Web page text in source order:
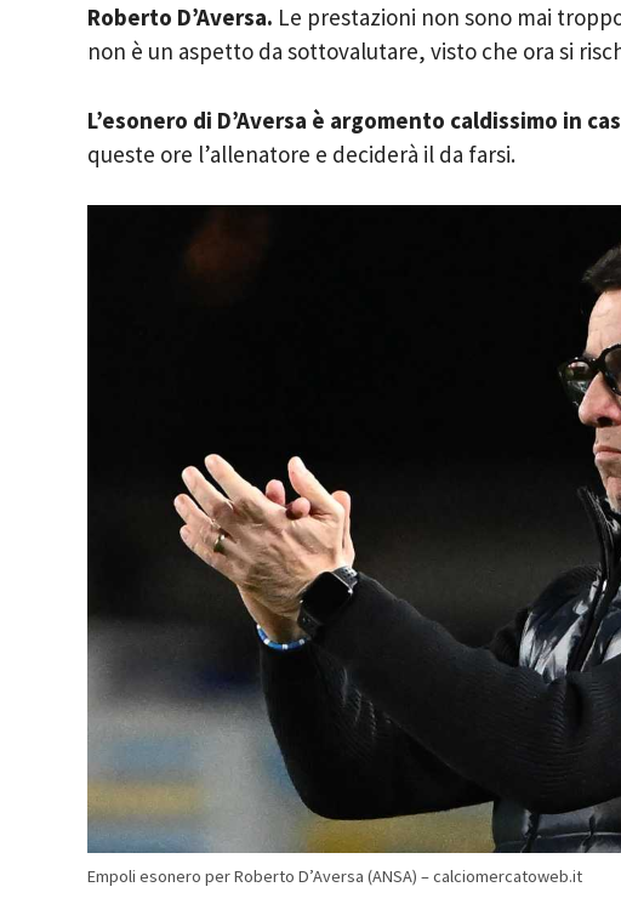
Roberto D’Aversa. Le prestazioni non sono mai
non è un aspetto da sottovalutare, visto che ora si
L’esonero di D’Aversa è argomento caldissimo in
queste ore l’allenatore e deciderà il da farsi.
Empoli esonero per Roberto D’Aversa (ANSA) – calciomercatoweb.it